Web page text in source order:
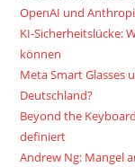
OpenAI und
KI-Sicherheitslücke:
können
Meta Smart Glasses
Deutschland?
Beyond the
definiert
Andrew Ng: Mangel